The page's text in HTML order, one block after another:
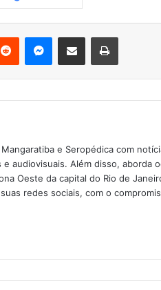
e Seropédica com
audiovisuais. Além disso, aborda
Oeste da capital do Rio de
redes sociais, com o